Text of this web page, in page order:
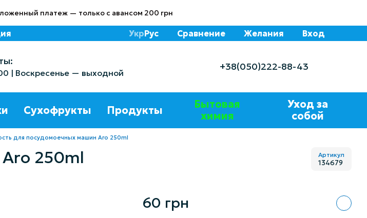
платеж — только с авансом 200 грн
УкрРус Сравнение Желания Вход
| Воскресенье — выходной
+38(050)222-88-43
Сухофрукты Продукты
Бытовая
химия
Уход за
собой
для посудомоечных машин Aro 250ml
250ml Артикул
134679
60 грн